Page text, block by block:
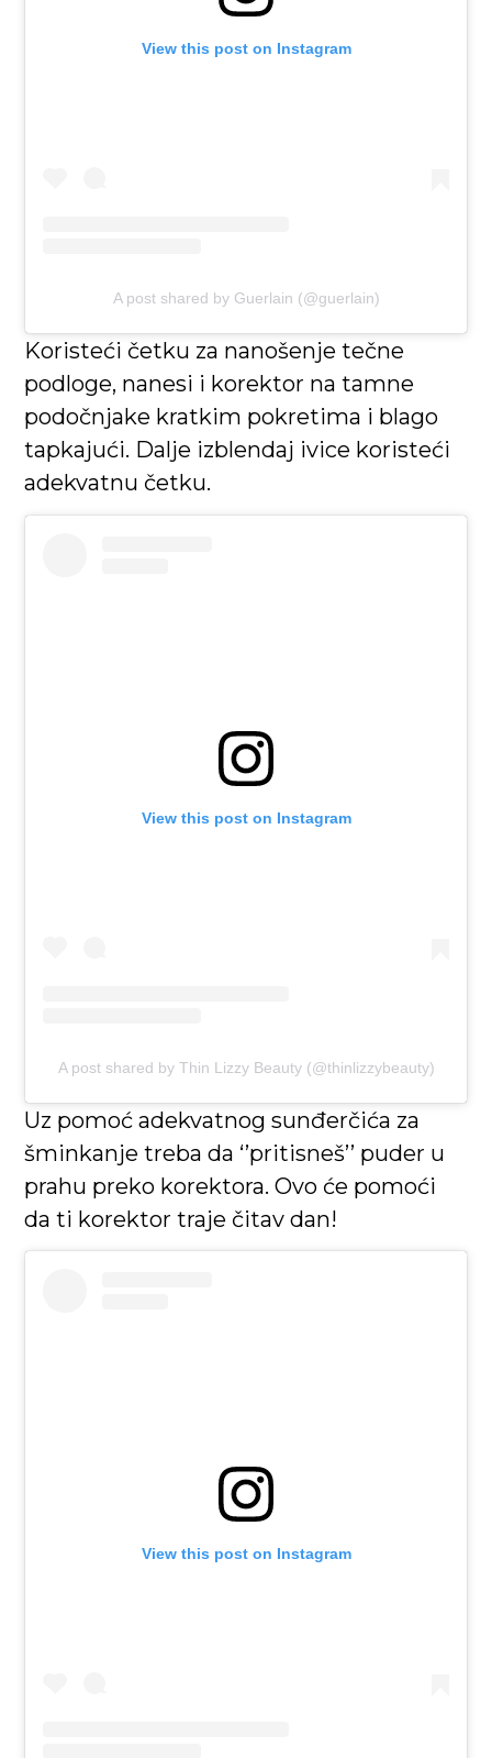
View this post on Instagram
A post shared by Guerlain (@guerlain)
Koristeći četku za nanošenje tečne
podloge, nanesi i korektor na tamne
podočnjake kratkim pokretima i blago
tapkajući. Dalje izblendaj ivice koristeći
adekvatnu četku.
View this post on Instagram
A post shared by Thin Lizzy Beauty (@thinlizzybeauty)
Uz pomoć adekvatnog sunđerčića za
šminkanje treba da ‘’pritisneš’’ puder u
prahu preko korektora. Ovo će pomoći
da ti korektor traje čitav dan!
View this post on Instagram